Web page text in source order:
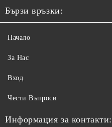
Бързи връзки:
Начало
За Нас
Вход
Чести Въпроси
Информация за контакти: